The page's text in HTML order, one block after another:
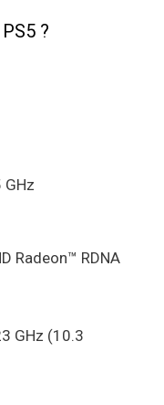
?
GHz
Radeon™ RDNA
GHz (10.3